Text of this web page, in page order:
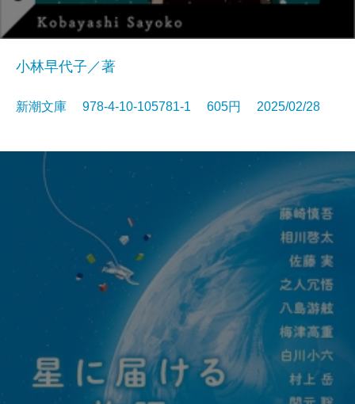
小林早代子／著
新潮文庫 978-4-10-105781-1 605円 2025/02/28